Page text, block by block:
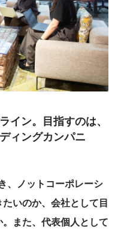
イン。目指すのは、
ィングカンパニ
、ノットコーポレーシ
いのか、会社として目
また、代表個人として